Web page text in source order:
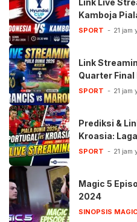
Link Live
Kamboja
SPORT 21 jam
Link
Quarter
SPORT 21 jam
Prediksi &
Kroasia:
SPORT 21 jam
Magic 5
2024
SINOPSIS